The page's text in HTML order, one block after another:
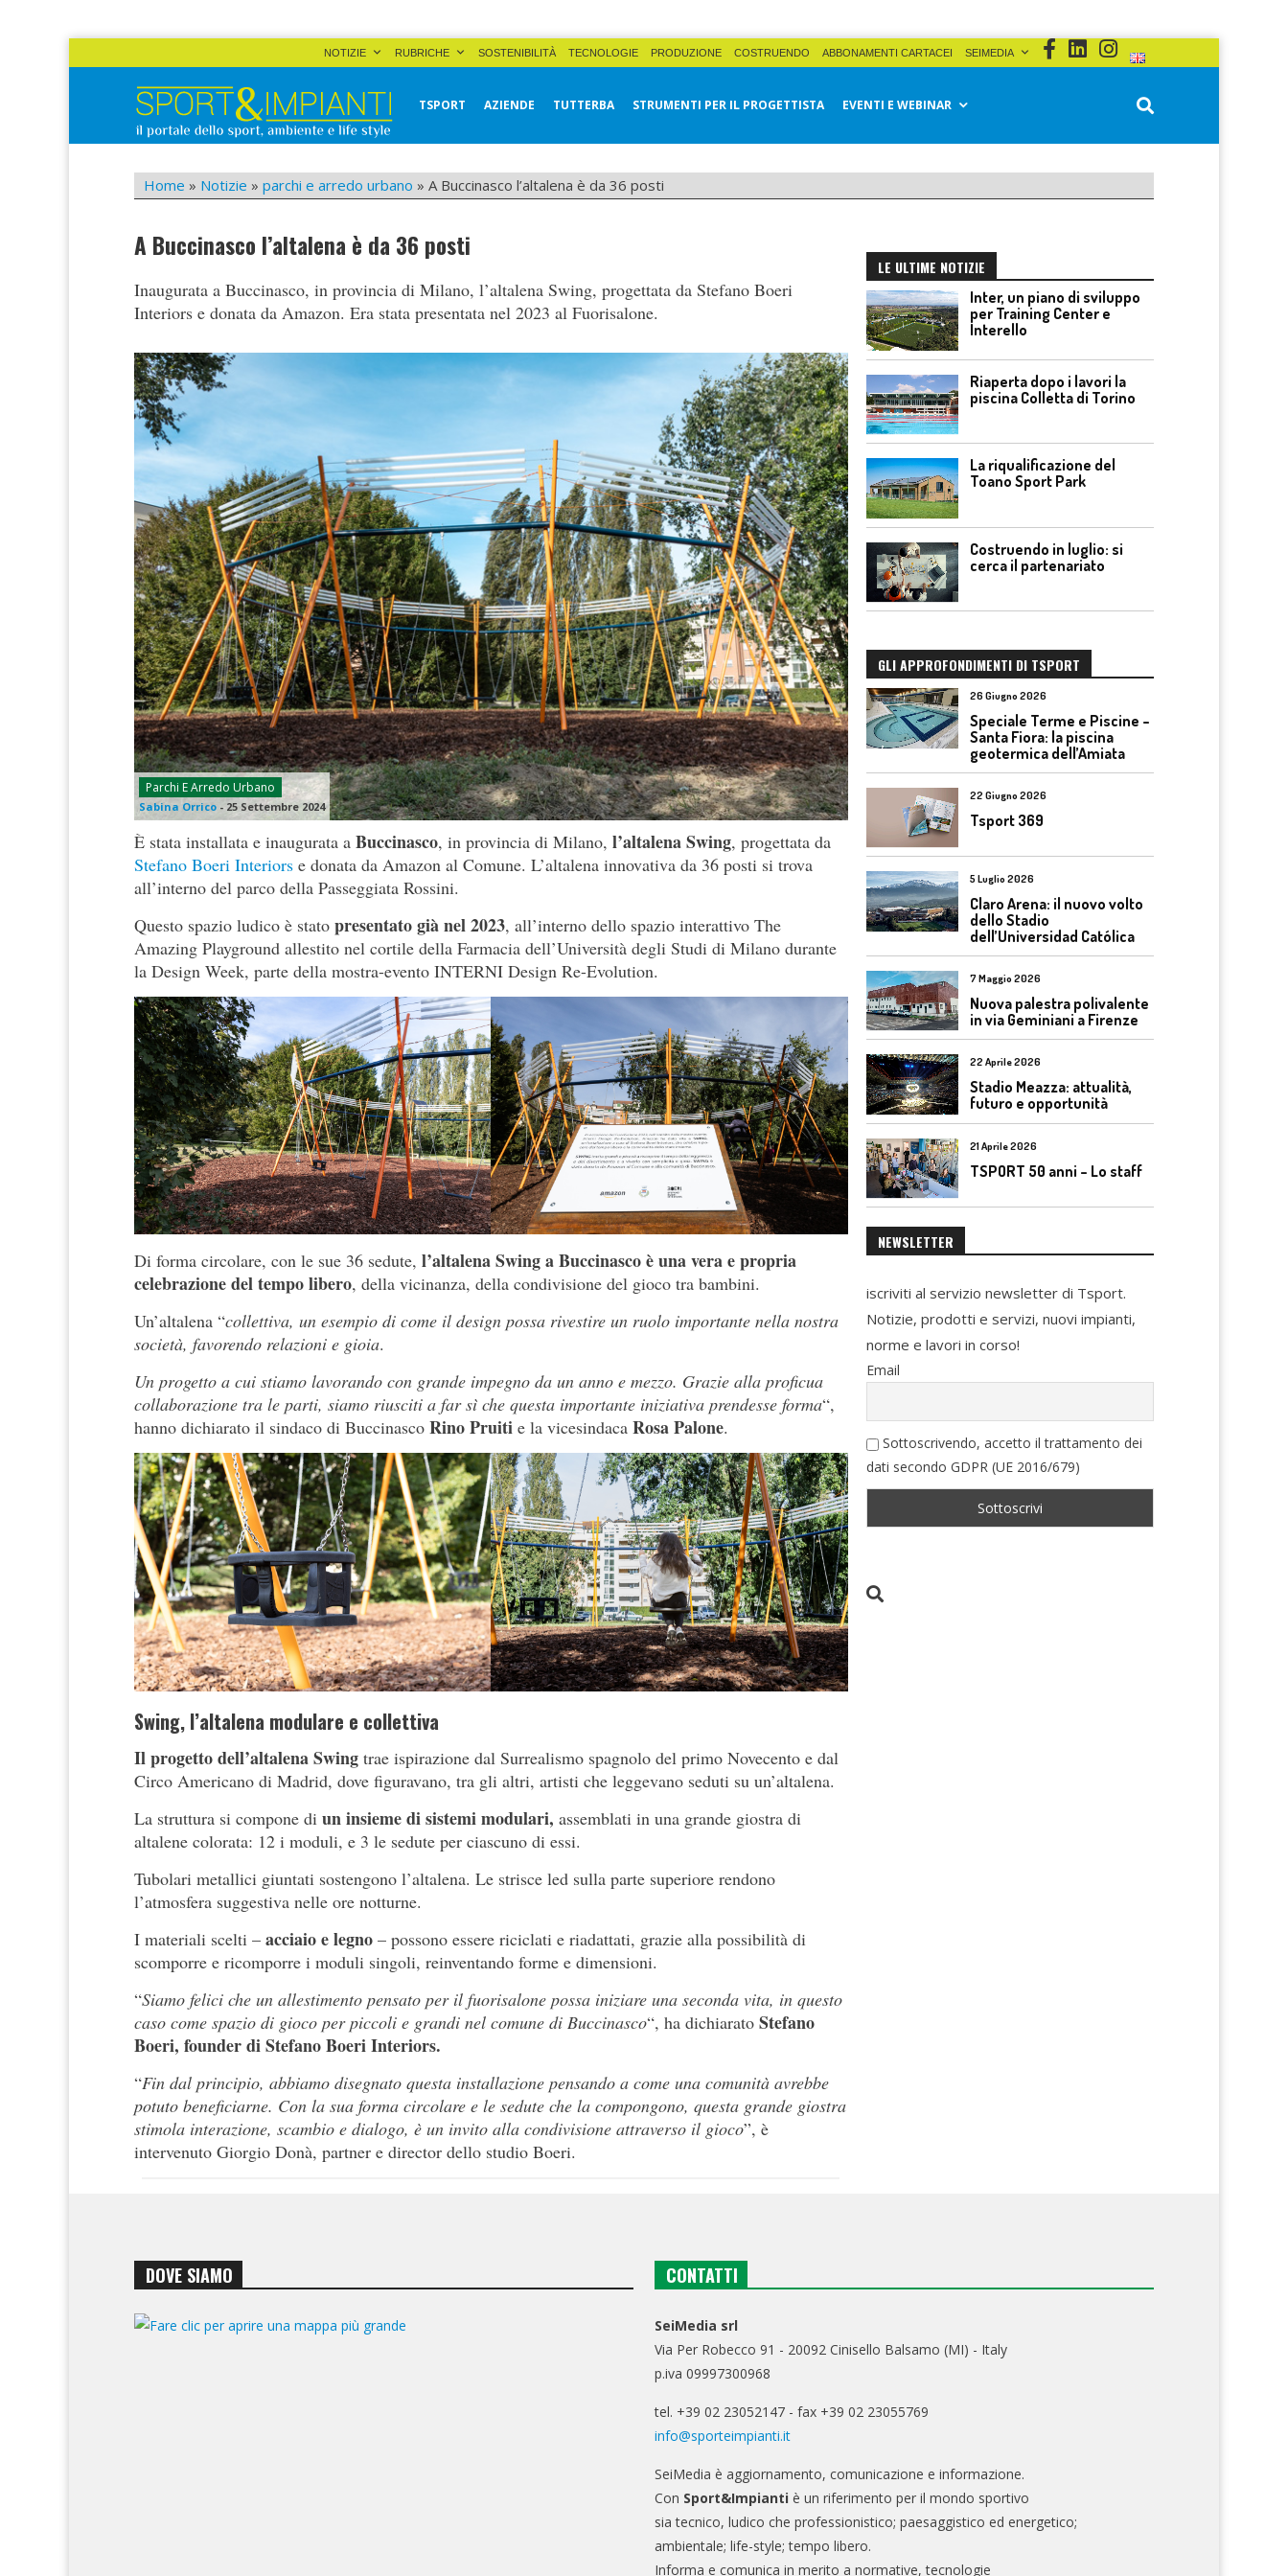
NOTIZIE RUBRICHE SOSTENIBILITÀ TECNOLOGIE PRODUZIONE COSTRUENDO ABBONAMENTI CARTACEI SEIMEDIA
Sport&Impianti
TSPORT AZIENDE TUTTERBA STRUMENTI PER IL PROGETTISTA EVENTI E WEBINAR
Home » Notizie » parchi e arredo urbano » A Buccinasco l’altalena è da 36 posti
A Buccinasco l’altalena è da 36 posti
Inaugurata a Buccinasco, in provincia di Milano, l’altalena Swing, progettata da Stefano Boeri
Interiors e donata da Amazon. Era stata presentata nel 2023 al Fuorisalone.
Parchi E Arredo Urbano
Sabina Orrico - 25 Settembre 2024
È stata installata e inaugurata a Buccinasco, in provincia di Milano, l’altalena Swing, progettata da
Stefano Boeri Interiors e donata da Amazon al Comune. L’altalena innovativa da 36 posti si trova
all’interno del parco della Passeggiata Rossini.
Questo spazio ludico è stato presentato già nel 2023, all’interno dello spazio interattivo The
Amazing Playground allestito nel cortile della Farmacia dell’Università degli Studi di Milano durante
la Design Week, parte della mostra-evento INTERNI Design Re-Evolution.
Di forma circolare, con le sue 36 sedute, l’altalena Swing a Buccinasco è una vera e propria
celebrazione del tempo libero, della vicinanza, della condivisione del gioco tra bambini.
Un’altalena “collettiva, un esempio di come il design possa rivestire un ruolo importante nella nostra
società, favorendo relazioni e gioia.
Un progetto a cui stiamo lavorando con grande impegno da un anno e mezzo. Grazie alla proficua
collaborazione tra le parti, siamo riusciti a far sì che questa importante iniziativa prendesse forma“,
hanno dichiarato il sindaco di Buccinasco Rino Pruiti e la vicesindaca Rosa Palone.
Swing, l’altalena modulare e collettiva
Il progetto dell’altalena Swing trae ispirazione dal Surrealismo spagnolo del primo Novecento e dal
Circo Americano di Madrid, dove figuravano, tra gli altri, artisti che leggevano seduti su un’altalena.
La struttura si compone di un insieme di sistemi modulari, assemblati in una grande giostra di
altalene colorata: 12 i moduli, e 3 le sedute per ciascuno di essi.
Tubolari metallici giuntati sostengono l’altalena. Le strisce led sulla parte superiore rendono
l’atmosfera suggestiva nelle ore notturne.
I materiali scelti – acciaio e legno – possono essere riciclati e riadattati, grazie alla possibilità di
scomporre e ricomporre i moduli singoli, reinventando forme e dimensioni.
“Siamo felici che un allestimento pensato per il fuorisalone possa iniziare una seconda vita, in questo
caso come spazio di gioco per piccoli e grandi nel comune di Buccinasco“, ha dichiarato Stefano
Boeri, founder di Stefano Boeri Interiors.
“Fin dal principio, abbiamo disegnato questa installazione pensando a come una comunità avrebbe
potuto beneficiarne. Con la sua forma circolare e le sedute che la compongono, questa grande giostra
stimola interazione, scambio e dialogo, è un invito alla condivisione attraverso il gioco”, è
intervenuto Giorgio Donà, partner e director dello studio Boeri.
LE ULTIME NOTIZIE
Inter, un piano di sviluppo
per Training Center e
Interello
Riaperta dopo i lavori la
piscina Colletta di Torino
La riqualificazione del
Toano Sport Park
Costruendo in luglio: si
cerca il partenariato
GLI APPROFONDIMENTI DI TSPORT
26 Giugno 2026
Speciale Terme e Piscine –
Santa Fiora: la piscina
geotermica dell’Amiata
22 Giugno 2026
Tsport 369
5 Luglio 2026
Claro Arena: il nuovo volto
dello Stadio
dell’Universidad Católica
7 Maggio 2026
Nuova palestra polivalente
in via Geminiani a Firenze
22 Aprile 2026
Stadio Meazza: attualità,
futuro e opportunità
21 Aprile 2026
TSPORT 50 anni – Lo staff
NEWSLETTER
iscriviti al servizio newsletter di Tsport.
Notizie, prodotti e servizi, nuovi impianti,
norme e lavori in corso!
Email
Sottoscrivendo, accetto il trattamento dei
dati secondo GDPR (UE 2016/679)
DOVE SIAMO CONTATTI
SeiMedia srl
Via Per Robecco 91 - 20092 Cinisello Balsamo (MI) - Italy
p.iva 09997300968
tel. +39 02 23052147 - fax +39 02 23055769
info@sporteimpianti.it
SeiMedia è aggiornamento, comunicazione e informazione.
Con Sport&Impianti è un riferimento per il mondo sportivo
sia tecnico, ludico che professionistico; paesaggistico ed energetico;
ambientale; life-style; tempo libero.
Informa e comunica in merito a normative, tecnologie